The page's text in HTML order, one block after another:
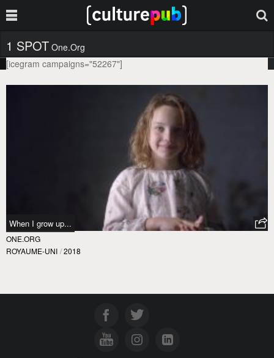
1 SPOT One.org
[icegram campaigns="52267"]
When I grow up...
ONE.ORG
ROYAUME-UNI / 2018